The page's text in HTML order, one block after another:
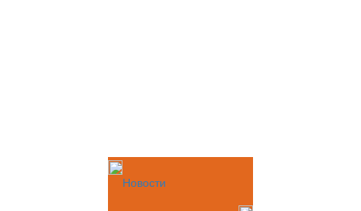
Новости